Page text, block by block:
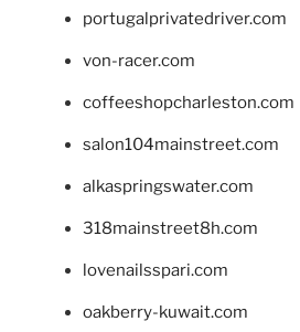
portugalprivatedriver.com
von-racer.com
coffeeshopcharleston.com
salon104mainstreet.com
alkaspringswater.com
318mainstreet8h.com
lovenailsspari.com
oakberry-kuwait.com